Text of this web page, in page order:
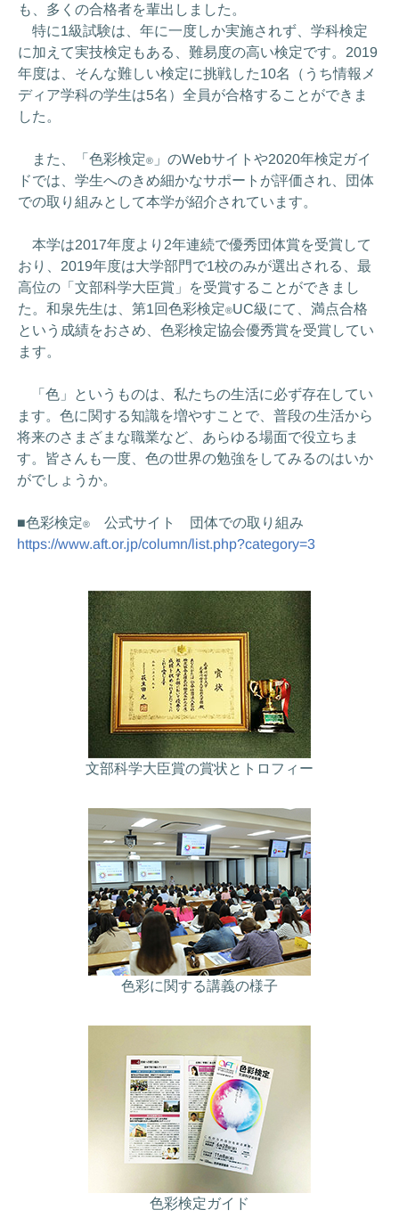
も、多くの合格者を輩出しました。
特に1級試験は、年に一度しか実施されず、学科検定
に加えて実技検定もある、難易度の高い検定です。2019
年度は、そんな難しい検定に挑戦した10名（うち情報メ
ディア学科の学生は5名）全員が合格することができま
した。
また、「色彩検定®」のWebサイトや2020年検定ガイ
ドでは、学生へのきめ細かなサポートが評価され、団体
での取り組みとして本学が紹介されています。
本学は2017年度より2年連続で優秀団体賞を受賞して
おり、2019年度は大学部門で1校のみが選出される、最
高位の「文部科学大臣賞」を受賞することができまし
た。和泉先生は、第1回色彩検定®UC級にて、満点合格
という成績をおさめ、色彩検定協会優秀賞を受賞してい
ます。
「色」というものは、私たちの生活に必ず存在してい
ます。色に関する知識を増やすことで、普段の生活から
将来のさまざまな職業など、あらゆる場面で役立ちま
す。皆さんも一度、色の世界の勉強をしてみるのはいか
がでしょうか。
■色彩検定® 公式サイト 団体での取り組み
https://www.aft.or.jp/column/list.php?category=3
文部科学大臣賞の賞状とトロフィー
色彩に関する講義の様子
色彩検定ガイド